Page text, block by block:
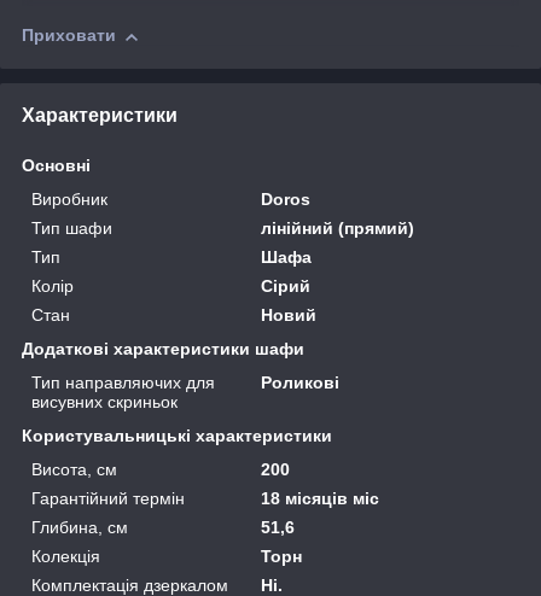
Приховати
Характеристики
Основні
Виробник
Doros
Тип шафи
лінійний (прямий)
Тип
Шафа
Колір
Сірий
Стан
Новий
Додаткові характеристики шафи
Тип направляючих для
висувних скриньок
Роликові
Користувальницькі характеристики
Висота, см
200
Гарантійний термін
18 місяців міс
Глибина, см
51,6
Колекція
Торн
Комплектація дзеркалом
Ні.